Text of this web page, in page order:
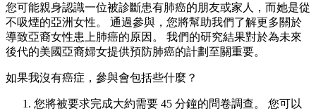
您可能親身認識一位被診斷患有肺癌的朋友或家人，而她是從
不吸煙的亞洲女性。 通過參與，您將幫助我們了解更多關於
導致亞裔女性患上肺癌的原因。 我們的研究結果對於為未來
後代的美國亞裔婦女提供預防肺癌的計劃至關重要。
如果我沒有癌症，參與會包括些什麼？
您將被要求完成大約需要 45 分鐘的問卷調查。 您可以